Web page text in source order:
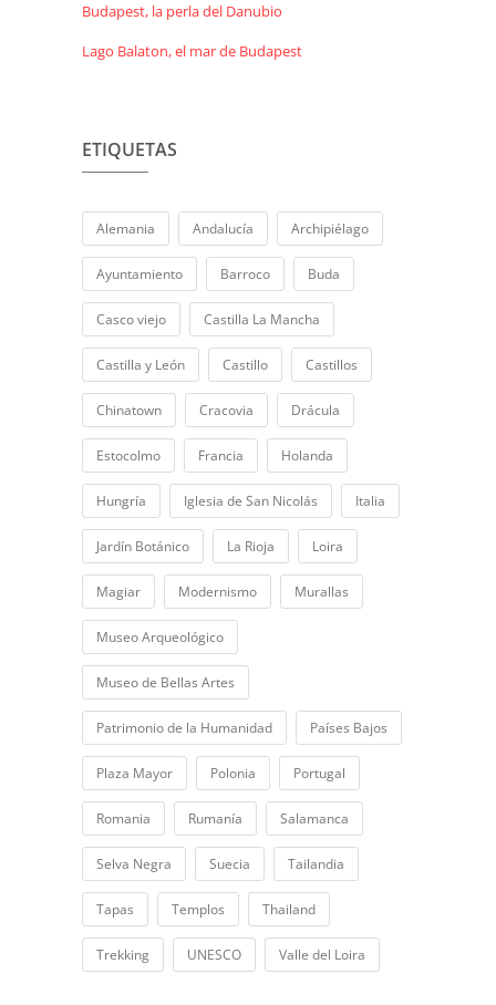
Budapest, la perla del Danubio
Lago Balaton, el mar de Budapest
ETIQUETAS
Alemania Andalucía Archipiélago
Ayuntamiento Barroco Buda
Casco viejo Castilla La Mancha
Castilla y León Castillo Castillos
Chinatown Cracovia Drácula
Estocolmo Francia Holanda
Hungría Iglesia de San Nicolás Italia
Jardín Botánico La Rioja Loira
Magiar Modernismo Murallas
Museo Arqueológico
Museo de Bellas Artes
Patrimonio de la Humanidad Países Bajos
Plaza Mayor Polonia Portugal
Romania Rumanía Salamanca
Selva Negra Suecia Tailandia
Tapas Templos Thailand
Trekking UNESCO Valle del Loira